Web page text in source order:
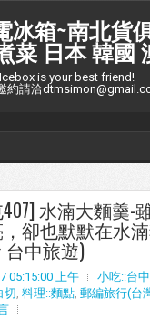
冰箱~南北貨
菜 日本 韓國
Icebox is your best friend!
約請洽
水湳大麵羹-
卻也默默在水
台中旅遊)
05:15:00 上午 小吃::台中
切, 料理::麵點, 郵編旅行(台